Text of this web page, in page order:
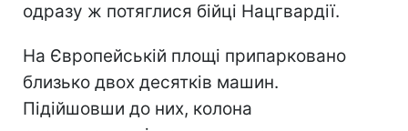
одразу ж потяглися бійці Нацгвардії.
На Європейській площі припарковано
близько двох десятків машин.
Підійшовши до них, колона